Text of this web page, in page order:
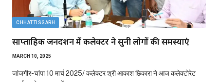
CHHATTISGARH
साप्ताहिक जनदर्शन में कलेक्टर ने सुनी लोगों की समस्याएं
MARCH 10, 2025
जांजगीर-चांपा 10 मार्च 2025/ कलेक्टर श्री आकाश छिकारा ने आज कलेक्टोरेट